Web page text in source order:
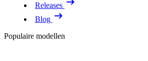
Releases
Blog
Populaire modellen